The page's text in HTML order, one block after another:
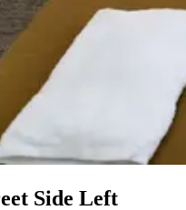
Side Left